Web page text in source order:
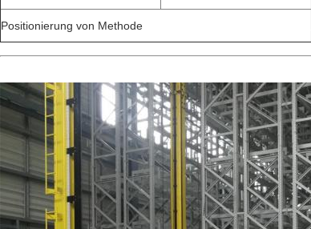
Positionierung von Methode